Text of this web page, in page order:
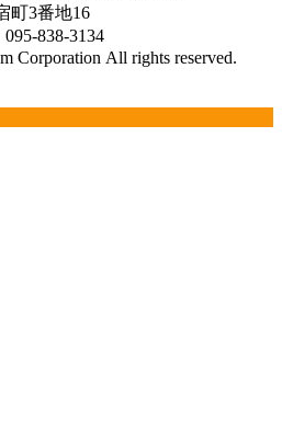
町3番地16
838-3134
Corporation All rights reserved.